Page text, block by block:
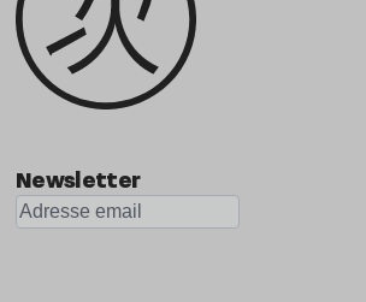
Newsletter